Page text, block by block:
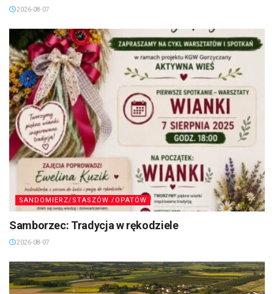
2026-08-07
SANDOMIERZ/STASZÓW /OPATÓW
Samborzec: Tradycja w rękodziele
2026-08-07